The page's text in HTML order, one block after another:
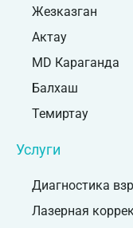
Жезказган
Актау
MD Караганда
Балхаш
Темиртау
Услуги
Диагностика
Лазерная